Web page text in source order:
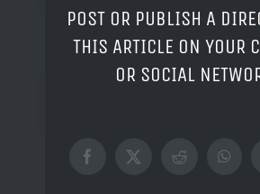
POST OR PUBLISH A
THIS ARTICLE ON YOUR
OR SOCIAL
Facebook
X Reddit